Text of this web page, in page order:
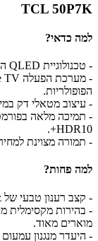
TCL 50P7K
למה כדאי?
- טכנולוגיית QLED המציעה צבעים חיים ועשירים עם כיסוי צבע רחב.
הפופולריות.
- עיצוב מטאלי דק
HDR10+.
- תמורה מצוינת
למה פחות?
- קצב רענון טבעי של 60Hz בלבד ברזולוציית 4K.
מוארים מאוד.